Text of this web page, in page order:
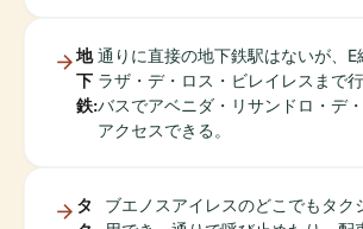
地
下
鉄:
通りに直接の地下鉄駅はないが、
ラザ・デ・ロス・ビレイレスまで
バスでアベニダ・リサンドロ・デ
アクセスできる。
タ
ブエノスアイレスのどこでもタク